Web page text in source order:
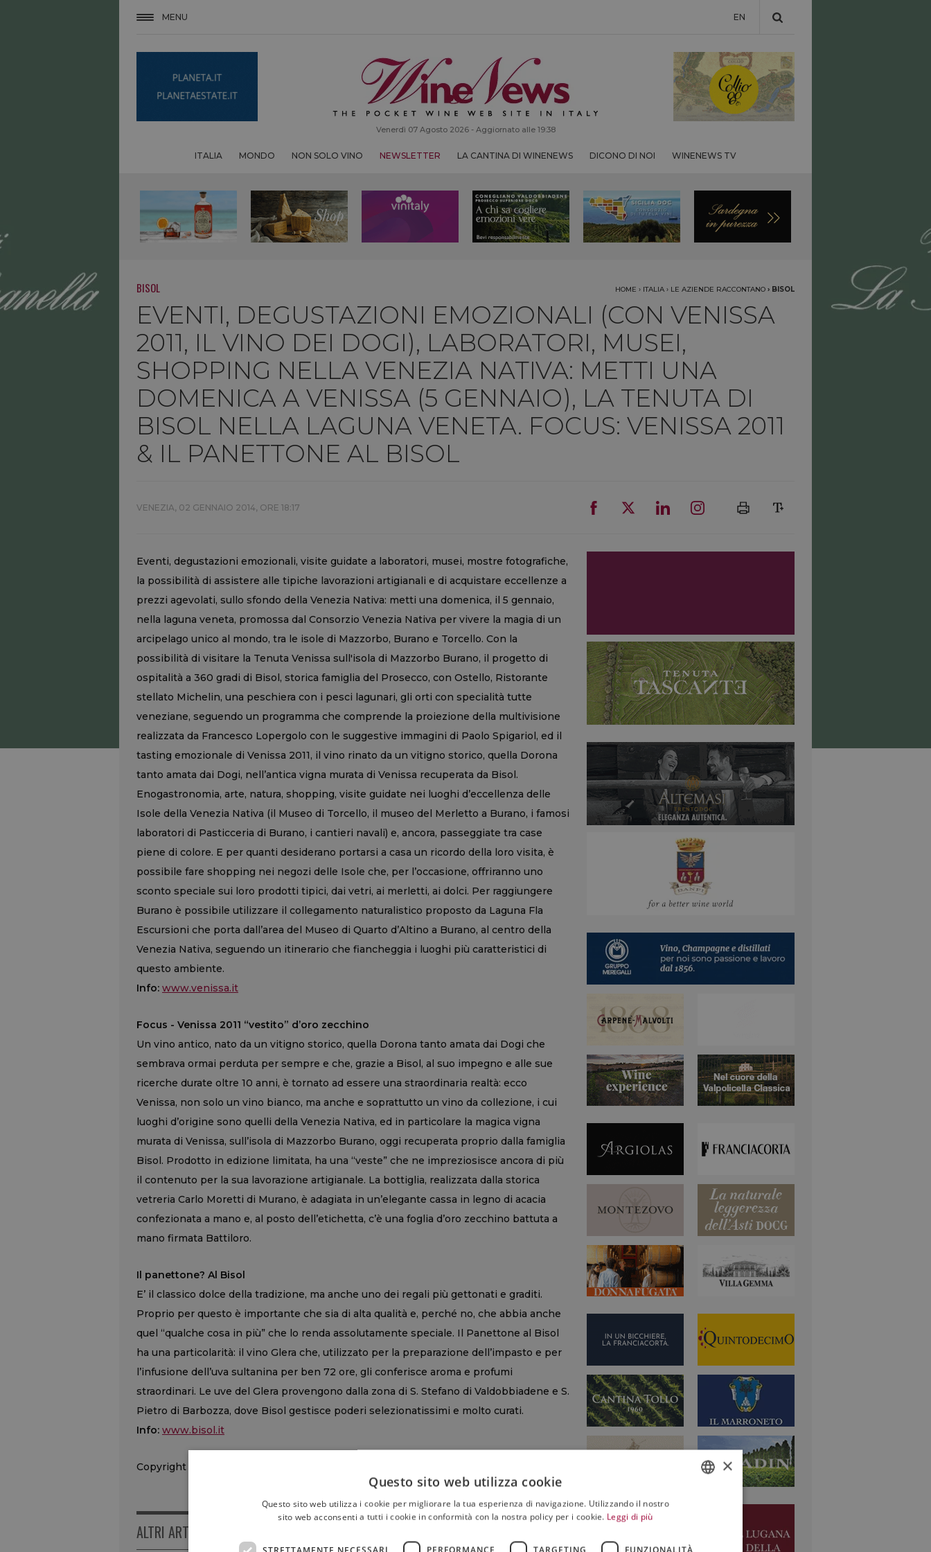
MENU EN
Venerdì 07 Agosto 2026 - Aggiornato alle 19:38
ITALIA MONDO NON SOLO VINO NEWSLETTER LA CANTINA DI WINENEWS DICONO DI NOI WINENEWS TV
BISOL HOME › ITALIA › LE AZIENDE RACCONTANO › BISOL
EVENTI, DEGUSTAZIONI EMOZIONALI (CON VENISSA
2011, IL VINO DEI DOGI), LABORATORI, MUSEI,
SHOPPING NELLA VENEZIA NATIVA: METTI UNA
DOMENICA A VENISSA (5 GENNAIO), LA TENUTA DI
BISOL NELLA LAGUNA VENETA. FOCUS: VENISSA 2011
& IL PANETTONE AL BISOL
VENEZIA, 02 GENNAIO 2014, ORE 18:17
Eventi, degustazioni emozionali, visite guidate a laboratori, musei, mostre fotografiche,
la possibilità di assistere alle tipiche lavorazioni artigianali e di acquistare eccellenze a
prezzi agevolati, sullo sfondo della Venezia Nativa: metti una domenica, il 5 gennaio,
nella laguna veneta, promossa dal Consorzio Venezia Nativa per vivere la magia di un
arcipelago unico al mondo, tra le isole di Mazzorbo, Burano e Torcello. Con la
possibilità di visitare la Tenuta Venissa sull'isola di Mazzorbo Burano, il progetto di
ospitalità a 360 gradi di Bisol, storica famiglia del Prosecco, con Ostello, Ristorante
stellato Michelin, una peschiera con i pesci lagunari, gli orti con specialità tutte
veneziane, seguendo un programma che comprende la proiezione della multivisione
realizzata da Francesco Lopergolo con le suggestive immagini di Paolo Spigariol, ed il
tasting emozionale di Venissa 2011, il vino rinato da un vitigno storico, quella Dorona
tanto amata dai Dogi, nell’antica vigna murata di Venissa recuperata da Bisol.
Enogastronomia, arte, natura, shopping, visite guidate nei luoghi d’eccellenza delle
Isole della Venezia Nativa (il Museo di Torcello, il museo del Merletto a Burano, i famosi
laboratori di Pasticceria di Burano, i cantieri navali) e, ancora, passeggiate tra case
piene di colore. E per quanti desiderano portarsi a casa un ricordo della loro visita, è
possibile fare shopping nei negozi delle Isole che, per l’occasione, offriranno uno
sconto speciale sui loro prodotti tipici, dai vetri, ai merletti, ai dolci. Per raggiungere
Burano è possibile utilizzare il collegamento naturalistico proposto da Laguna Fla
Escursioni che porta dall’area del Museo di Quarto d’Altino a Burano, al centro della
Venezia Nativa, seguendo un itinerario che fiancheggia i luoghi più caratteristici di
questo ambiente.
Info: www.venissa.it
Focus - Venissa 2011 “vestito” d’oro zecchino
Un vino antico, nato da un vitigno storico, quella Dorona tanto amata dai Dogi che
sembrava ormai perduta per sempre e che, grazie a Bisol, al suo impegno e alle sue
ricerche durate oltre 10 anni, è tornato ad essere una straordinaria realtà: ecco
Venissa, non solo un vino bianco, ma anche e soprattutto un vino da collezione, i cui
luoghi d’origine sono quelli della Venezia Nativa, ed in particolare la magica vigna
murata di Venissa, sull’isola di Mazzorbo Burano, oggi recuperata proprio dalla famiglia
Bisol. Prodotto in edizione limitata, ha una “veste” che ne impreziosisce ancora di più
il contenuto per la sua lavorazione artigianale. La bottiglia, realizzata dalla storica
vetreria Carlo Moretti di Murano, è adagiata in un’elegante cassa in legno di acacia
confezionata a mano e, al posto dell’etichetta, c’è una foglia d’oro zecchino battuta a
mano firmata Battiloro.
Il panettone? Al Bisol
E’ il classico dolce della tradizione, ma anche uno dei regali più gettonati e graditi.
Proprio per questo è importante che sia di alta qualità e, perché no, che abbia anche
quel “qualche cosa in più” che lo renda assolutamente speciale. Il Panettone al Bisol
ha una particolarità: il vino Glera che, utilizzato per la preparazione dell’impasto e per
l’infusione dell’uva sultanina per ben 72 ore, gli conferisce aroma e profumi
straordinari. Le uve del Glera provengono dalla zona di S. Stefano di Valdobbiadene e S.
Pietro di Barbozza, dove Bisol gestisce poderi selezionatissimi e molto curati.
Info: www.bisol.it
Copyright © 2000/2026
ALTRI ARTICOLI
×
Questo sito web utilizza cookie
Questo sito web utilizza i cookie per migliorare la tua esperienza di navigazione. Utilizzando il nostro
sito web acconsenti a tutti i cookie in conformità con la nostra policy per i cookie. Leggi di più
STRETTAMENTE NECESSARI PERFORMANCE TARGETING FUNZIONALITÀ